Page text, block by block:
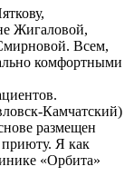
Жигаловой,
Всем,
комфортными
Камчатский)
размещен
приюту. Я как
«Орбита»